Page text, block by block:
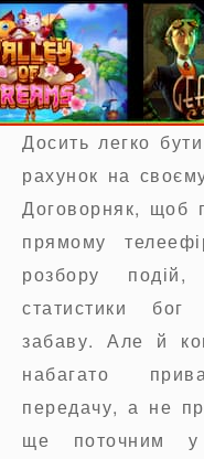
Досить легко
рахунок на
Договорняк, щоб
прямому
розбору подій,
статистики бог
забаву. Але й
набагато
передачу, а не
ще поточним у